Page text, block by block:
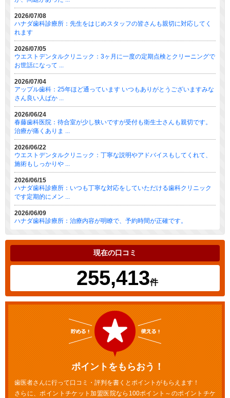
2026/07/08
ハナダ歯科診療所：先生をはじめスタッフの皆さんも親切に対応してく
れます
2026/07/05
ウエストデンタルクリニック：3ヶ月に一度の定期点検とクリーニングで
お世話になって ...
2026/07/04
アップル歯科：25年ほど通っています いつもありがとうございますみな
さん良い人ばか ...
2026/06/24
春藤歯科医院：待合室が少し狭いですが受付も衛生士さんも親切です。
治療が痛くありま ...
2026/06/22
ウエストデンタルクリニック：丁寧な説明やアドバイスもしてくれて、
施術もしっかりや ...
2026/06/15
ハナダ歯科診療所：いつも丁寧な対応をしていただける歯科クリニック
です定期的にメン ...
2026/06/09
ハナダ歯科診療所：治療内容が明瞭で、予約時間が正確です。
現在の口コミ
255,413件
ポイントをもらおう！
歯医者さんに行って口コミ・評判を書くとポイントがもらえます！
さらに、ポイントチケット加盟医院なら100ポイント～のポイントチケ